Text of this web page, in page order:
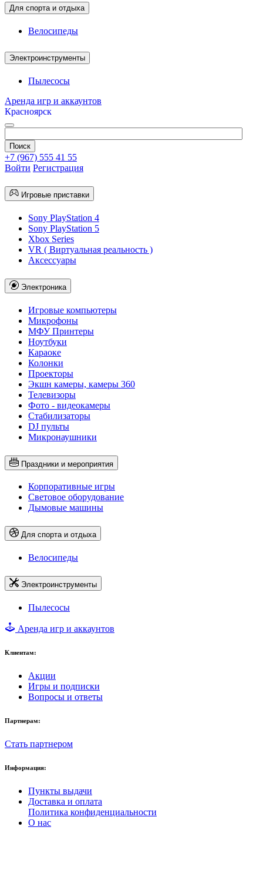
Для спорта и отдыха
Велосипеды
Электроинструменты
Пылесосы
Аренда игр и аккаунтов
Красноярск
+7 (967) 555 41 55
Войти Регистрация
Игровые приставки
Sony PlayStation 4
Sony PlayStation 5
Xbox Series
VR ( Виртуальная реальность )
Аксессуары
Электроника
Игровые компьютеры
Микрофоны
МФУ Принтеры
Ноутбуки
Караоке
Колонки
Проекторы
Экшн камеры, камеры 360
Телевизоры
Фото - видеокамеры
Стабилизаторы
DJ пульты
Микронаушники
Праздники и мероприятия
Корпоративные игры
Световое оборудование
Дымовые машины
Для спорта и отдыха
Велосипеды
Электроинструменты
Пылесосы
Аренда игр и аккаунтов
Клиентам:
Акции
Игры и подписки
Вопросы и ответы
Партнерам:
Стать партнером
Информация:
Пункты выдачи
Доставка и оплата
Политика конфиденциальности
О нас